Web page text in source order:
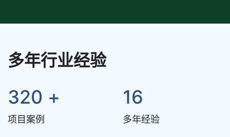
多年行业经验
320 +
项目案例
16
多年经验